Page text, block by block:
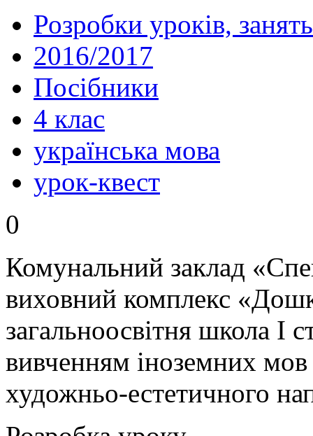
Розробки уроків, занять
2016/2017
Посібники
4 клас
українська мова
урок-квест
0
Комунальний заклад
виховний комплекс
загальноосвітня школа І
вивченням іноземних мов
художньо-естетичного